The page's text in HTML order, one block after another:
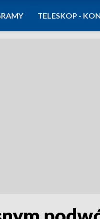
TELESKOP -